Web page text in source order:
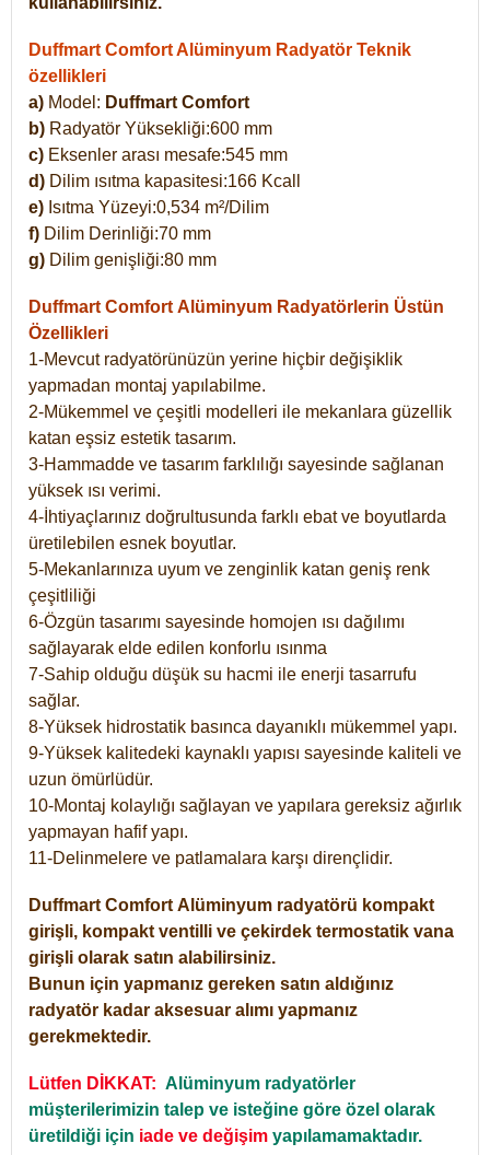
Duffmart Comfort Alüminyum Radyatör Teknik
özellikleri
a) Model: Duffmart Comfort
b) Radyatör Yüksekliği:600 mm
c) Eksenler arası mesafe:545 mm
d) Dilim ısıtma kapasitesi:166 Kcall
e) Isıtma Yüzeyi:0,534 m²/Dilim
f) Dilim Derinliği:70 mm
g) Dilim genişliği:80 mm
Duffmart Comfort Alüminyum Radyatörlerin Üstün
Özellikleri
1-Mevcut radyatörünüzün yerine hiçbir değişiklik
yapmadan montaj yapılabilme.
2-Mükemmel ve çeşitli modelleri ile mekanlara güzellik
katan eşsiz estetik tasarım.
3-Hammadde ve tasarım farklılığı sayesinde sağlanan
yüksek ısı verimi.
4-İhtiyaçlarınız doğrultusunda farklı ebat ve boyutlarda
üretilebilen esnek boyutlar.
5-Mekanlarınıza uyum ve zenginlik katan geniş renk
çeşitliliği
6-Özgün tasarımı sayesinde homojen ısı dağılımı
sağlayarak elde edilen konforlu ısınma
7-Sahip olduğu düşük su hacmi ile enerji tasarrufu
sağlar.
8-Yüksek hidrostatik basınca dayanıklı mükemmel yapı.
9-Yüksek kalitedeki kaynaklı yapısı sayesinde kaliteli ve
uzun ömürlüdür.
10-Montaj kolaylığı sağlayan ve yapılara gereksiz ağırlık
yapmayan hafif yapı.
11-Delinmelere ve patlamalara karşı dirençlidir.
Duffmart Comfort Alüminyum radyatörü kompakt
girişli, kompakt ventilli ve çekirdek termostatik vana
girişli olarak satın alabilirsiniz.
Bunun için yapmanız gereken satın aldığınız
radyatör kadar aksesuar alımı yapmanız
gerekmektedir.
Lütfen DİKKAT: Alüminyum radyatörler
müşterilerimizin talep ve isteğine göre özel olarak
üretildiği için iade ve değişim yapılamamaktadır.